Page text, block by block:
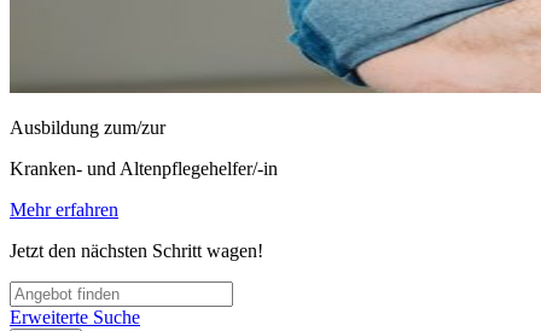
Ausbildung zum/zur
Kranken- und Altenpflegehelfer/-in
Mehr erfahren
Jetzt den nächsten Schritt wagen!
Erweiterte Suche